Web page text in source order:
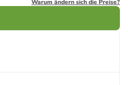
Warum ändern sich die Preise?